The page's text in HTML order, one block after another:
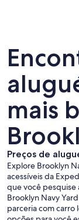
mais
Preços de
Explore Brooklyn
acessíveis da
que você pesquise
Brooklyn Navy
parceria com